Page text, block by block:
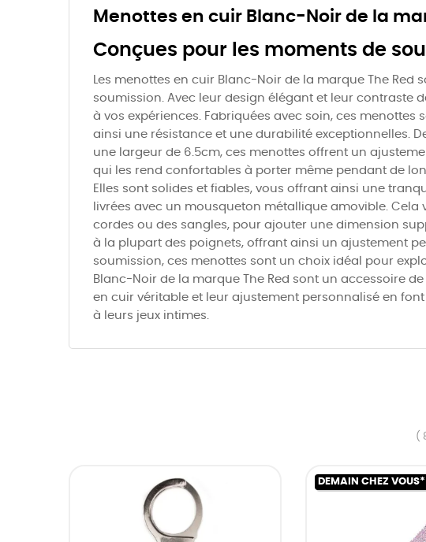
Menottes en cuir Blanc-Noir de la
Conçues pour les moments de
Les menottes en cuir Blanc-Noir de la marque The
soumission. Avec leur design élégant et leur contraste
à vos expériences. Fabriquées avec soin, ces
ainsi une résistance et une durabilité exceptionnelles.
une largeur de 6.5cm, ces menottes offrent un
qui les rend confortables à porter même pendant de
Elles sont solides et fiables, vous offrant ainsi une
livrées avec un mousqueton métallique amovible.
cordes ou des sangles, pour ajouter une dimension
à la plupart des poignets, offrant ainsi un ajustement
soumission, ces menottes sont un choix idéal pour
Blanc-Noir de la marque The Red sont un accessoire
en cuir véritable et leur ajustement personnalisé en
à leurs jeux intimes.
(
DEMAIN CHEZ